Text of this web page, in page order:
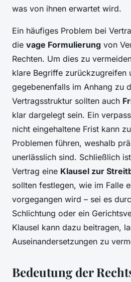
was von ihnen erwartet wird.
Ein häufiges Problem bei
die vage Formulierung von
Rechten. Um dies zu
klare Begriffe zurückzugreifen
gegebenenfalls im Anhang zu
Vertragsstruktur sollten auch
klar dargelegt sein. Ein
nicht eingehaltene Frist kann
Problemen führen, weshalb
unerlässlich sind. Schließlich
Vertrag eine Klausel zur
sollten festlegen, wie im Falle
vorgegangen wird – sei es
Schlichtung oder ein
Klausel kann dazu beitragen,
Auseinandersetzungen zu
Bedeutung der